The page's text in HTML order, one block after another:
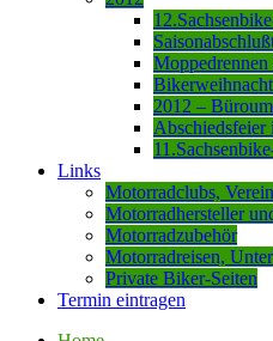
2012 –
Links
Motorradclubs,
Motorradhersteller
Motorradzubehör
Motorradreisen,
Private Biker-Seiten
Termin eintragen